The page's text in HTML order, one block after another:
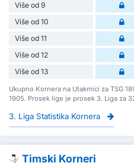
Više od 9
Više od 10
Više od 11
Više od 12
Više od 13
Ukupno Kornera na Utakmici za TSG
1905. Prosek lige je prosek 3. Liga za
3. Liga Statistika Kornera
Timski Korneri